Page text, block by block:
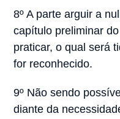
8º A parte arguir a
capítulo preliminar
praticar, o qual será
for reconhecido.
9º Não sendo
diante da